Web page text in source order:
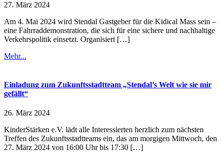
27. März 2024
Am 4. Mai 2024 wird Stendal Gastgeber für die Kidical Mass sein –
eine Fahrraddemonstration, die sich für eine sichere und nachhaltige
Verkehrspolitik einsetzt. Organisiert […]
Mehr...
Einladung zum Zukunftsstadtteam „Stendal’s Welt wie sie mir
gefällt“
26. März 2024
KinderStärken e.V. lädt alle Interessierten herzlich zum nächsten
Treffen des Zukunftsstadtteams ein, das am morgigen Mittwoch, den
27. März 2024 von 16:00 Uhr bis 17:30 […]